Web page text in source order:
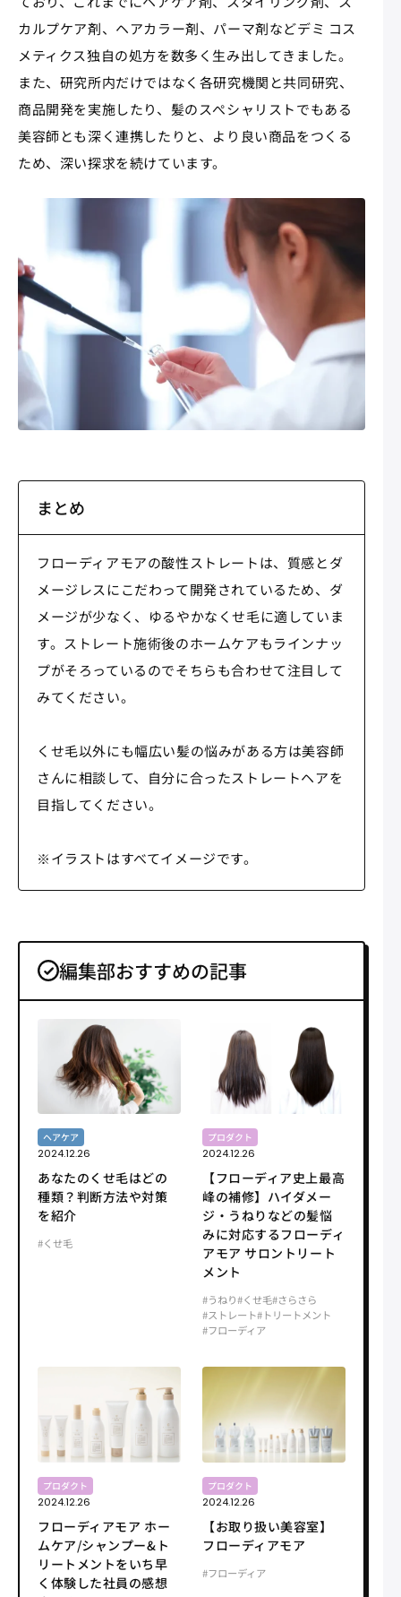
カルプケア剤、ヘアカラー剤、パーマ剤などデミ コス
メティクス独自の処方を数多く生み出してきました。
また、研究所内だけではなく各研究機関と共同研究、
商品開発を実施したり、髪のスぺシャリストでもある
美容師とも深く連携したりと、より良い商品をつくる
ため、深い探求を続けています。
まとめ
フローディアモアの酸性ストレートは、質感とダ
メージレスにこだわって開発されているため、ダ
メージが少なく、ゆるやかなくせ毛に適していま
す。ストレート施術後のホームケアもラインナッ
プがそろっているのでそちらも合わせて注目して
みてください。
くせ毛以外にも幅広い髪の悩みがある方は美容師
さんに相談して、自分に合ったストレートヘアを
目指してください。
※イラストはすべてイメージです。
編集部おすすめの記事
ヘアケア
2024.12.26
あなたのくせ毛はどの
種類？判断方法や対策
を紹介
#くせ毛
プロダクト
2024.12.26
【フローディア史上最高
峰の補修】ハイダメー
ジ・うねりなどの髪悩
みに対応するフローディ
アモア サロントリート
メント
#うねり#くせ毛#さらさら
#ストレート#トリートメント
#フローディア
プロダクト
2024.12.26
フローディアモア ホー
ムケア/シャンプー&ト
リートメントをいち早
く体験した社員の感想
プロダクト
2024.12.26
【お取り扱い美容室】
フローディアモア
#フローディア